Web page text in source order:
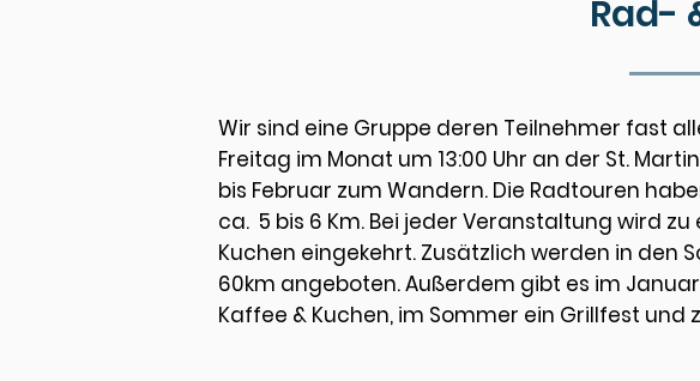
Rad-
Wir sind eine Gruppe deren Teilnehmer fast
Freitag im Monat um 13:00 Uhr an der St.
bis Februar zum Wandern. Die Radtouren
ca. 5 bis 6 Km. Bei jeder Veranstaltung wird
Kuchen eingekehrt. Zusätzlich werden in den
60km angeboten. Außerdem gibt es im
Kaffee & Kuchen, im Sommer ein Grillfest und